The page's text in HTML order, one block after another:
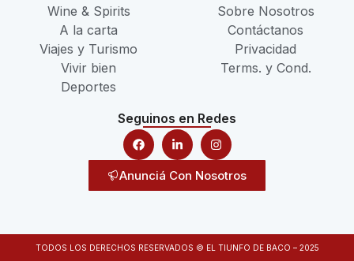
Wine & Spirits
A la carta
Viajes y Turismo
Vivir bien
Deportes
Sobre Nosotros
Contáctanos
Privacidad
Terms. y Cond.
Seguinos en Redes
Anunciá Con Nosotros
TODOS LOS DERECHOS RESERVADOS © EL TIUNFO DE BACO – 2025